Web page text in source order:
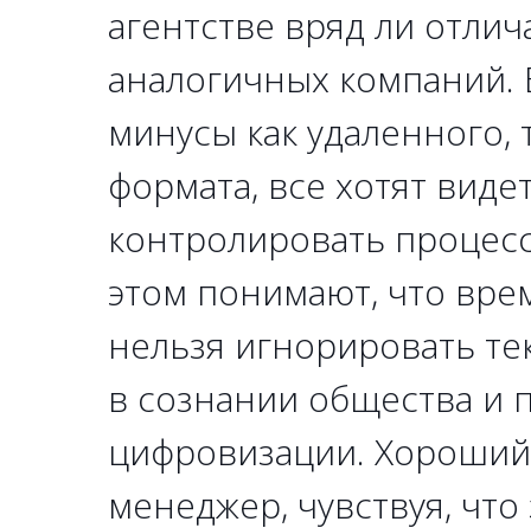
агентстве вряд ли
аналогичных
минусы как удаленного,
формата, все хотят
контролировать
этом понимают, что
нельзя игнорировать
в сознании общества и
цифровизации.
менеджер, чувствуя,